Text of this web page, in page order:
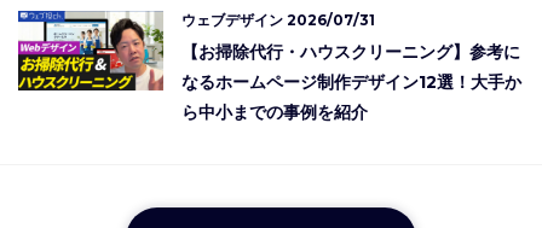
ウェブデザイン 2026/07/31
【お掃除代行・ハウスクリーニング】参考に
なるホームページ制作デザイン12選！大手か
ら中小までの事例を紹介